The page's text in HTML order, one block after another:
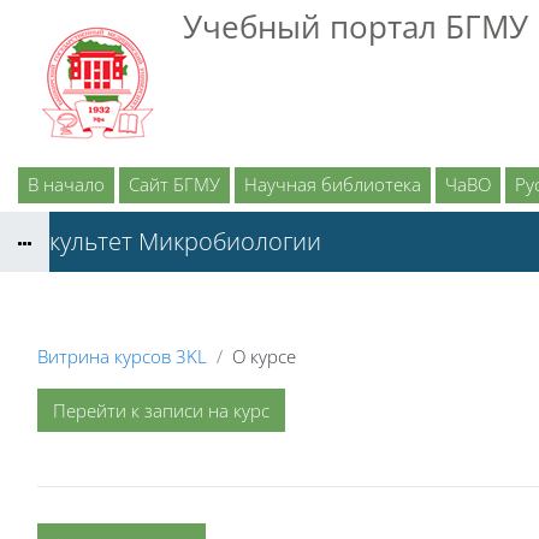
Перейти к основному содержаниюУчебный портал БГМУ
В начало Сайт БГМУ Научная библиотека ЧаВО
Факультет Микробиологии
Витрина курсов 3KL О курсе
Перейти к записи на курс